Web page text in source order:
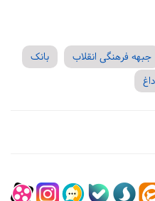
جبهه فرهنگی انقلاب
بانک